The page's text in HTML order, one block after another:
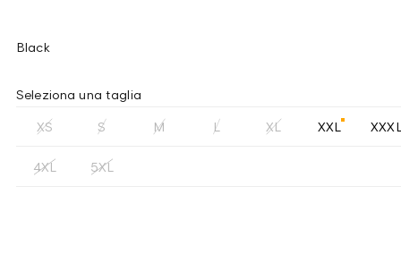
Black
Seleziona una taglia
XS S M L XL XXL
4XL 5XL